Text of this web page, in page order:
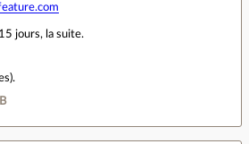
jours, la suite.
).